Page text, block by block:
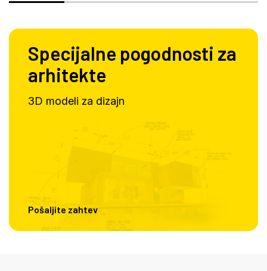
Specijalne pogodnosti za
arhitekte
3D modeli za dizajn
Pošaljite zahtev